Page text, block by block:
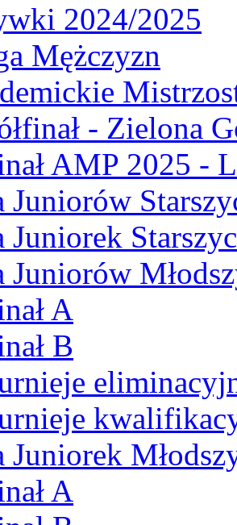
2024/2025
Mężczyzn
- Zielona
AMP 2025 -
Juniorów
Juniorek
Juniorów
A
B
Juniorek
A